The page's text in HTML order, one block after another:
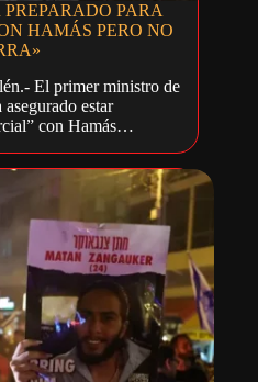
PARA
HAMÁS PERO NO
El primer ministro de
estar
con Hamás…